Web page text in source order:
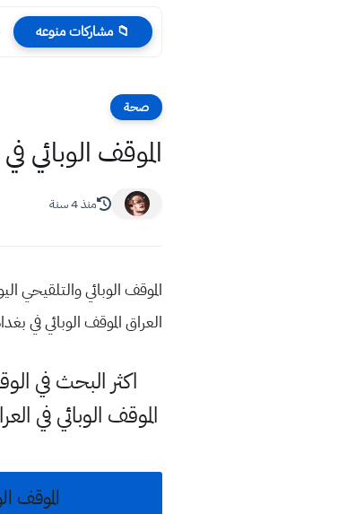
📁 مشاركات منوعه
صحة
الموقف الوبائي في
منذ 4 سنة
العراق الموقف الوبائي في بغداد
اكثر البحث في
الموقف الوبائي في
الموقف